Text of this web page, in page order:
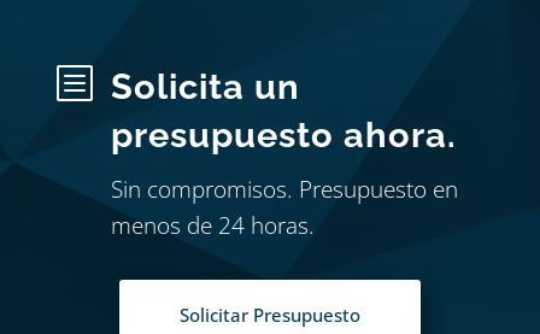
b
Solicita un
presupuesto ahora.
Sin compromisos. Presupuesto en
menos de 24 horas.
Solicitar Presupuesto